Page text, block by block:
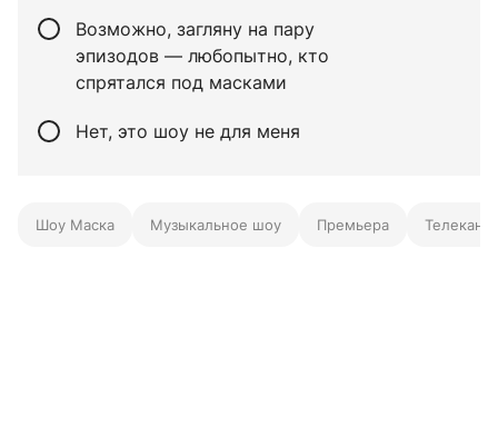
Возможно, загляну на пару
эпизодов — любопытно, кто
спрятался под масками
Нет, это шоу не для меня
Шоу Маска Музыкальное шоу Премьера